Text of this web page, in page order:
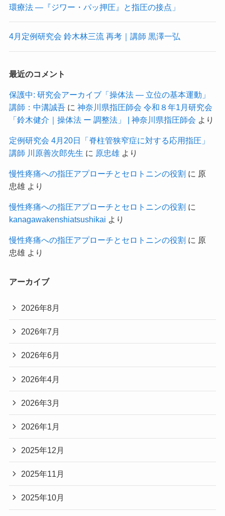
環療法 ―『ジワー・パッ押圧』と指圧の接点」
4月定例研究会 鈴木林三流 再考｜講師 黒澤一弘
最近のコメント
保護中: 研究会アーカイブ「操体法 ― 立位の基本運動」
講師：中溝誠吾に 神奈川県指圧師会 令和８年1月研究会
「鈴木健介｜操体法 ー 調整法」 | 神奈川県指圧師会 より
定例研究会 4月20日「脊柱管狭窄症に対する応用指圧」
講師 川原善次郎先生 に 原忠雄より
慢性疼痛への指圧アプローチとセロトニンの役割 に 原
忠雄より
慢性疼痛への指圧アプローチとセロトニンの役割 に
kanagawakenshiatsushikai より
慢性疼痛への指圧アプローチとセロトニンの役割 に 原
忠雄より
アーカイブ
2026年8月
2026年7月
2026年6月
2026年4月
2026年3月
2026年1月
2025年12月
2025年11月
2025年10月